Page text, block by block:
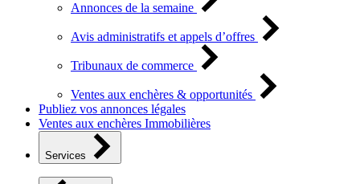
Annonces de la semaine
Avis administratifs et appels d’offres
Tribunaux de commerce
Ventes aux enchères & opportunités
Publiez vos annonces légales
Ventes aux enchères Immobilières
Services